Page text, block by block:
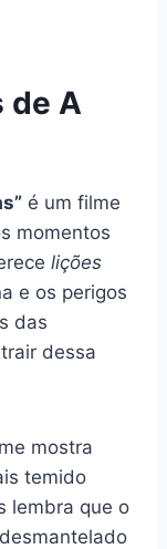
de A
é um filme
momentos
lições
e os perigos
das
dessa
mostra
temido
lembra que o